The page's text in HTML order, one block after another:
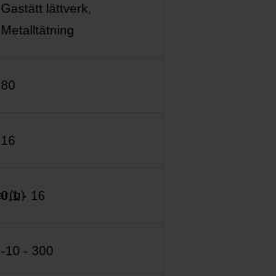
Gastätt lättverk,
Metalltätning
80
16
0,1 - 16
-10 - 300